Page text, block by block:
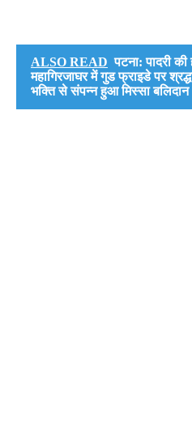
ALSO READ पटना: पादरी की
महागिरजाघर में गुड फ्राइडे पर
भक्ति से संपन्न हुआ मिस्सा बलिदान